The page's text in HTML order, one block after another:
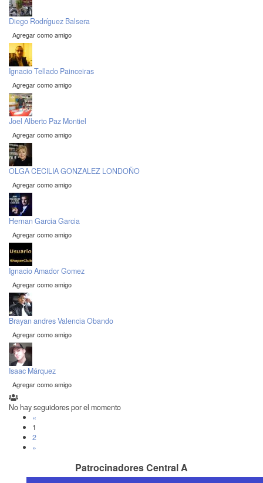
Diego Rodríguez Balsera
Agregar como amigo
Ignacio Tellado Painceiras
Agregar como amigo
Joel Alberto Paz Montiel
Agregar como amigo
OLGA CECILIA GONZALEZ LONDOÑO
Agregar como amigo
Hernan Garcia Garcia
Agregar como amigo
Ignacio Amador Gomez
Agregar como amigo
Brayan andres Valencia Obando
Agregar como amigo
Isaac Márquez
Agregar como amigo
No hay seguidores por el momento
«
1
2
»
Patrocinadores Central A